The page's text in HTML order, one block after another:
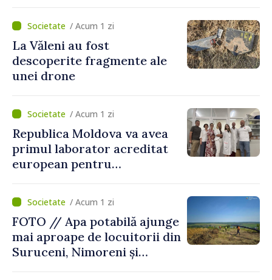
agriculturii durabile
/ Acum 1 zi
La Văleni au fost
descoperite fragmente ale
unei drone
/ Acum 1 zi
Republica Moldova va avea
primul laborator acreditat
european pentru
viței-de-vie
/ Acum 1 zi
FOTO // Apa potabilă ajunge
mai aproape de locuitorii din
Suruceni, Nimoreni și